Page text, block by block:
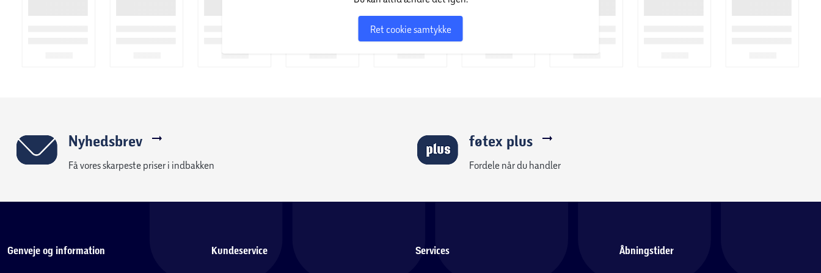
Ret cookie samtykke
Nyhedsbrev
Få vores skarpeste priser i indbakken
føtex plus
Fordele når du handler
Genveje og information Kundeservice Services Åbningstider